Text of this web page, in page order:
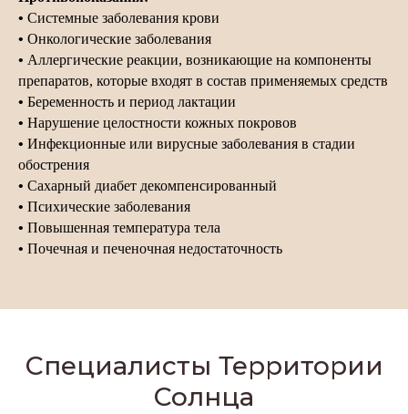
• Системные заболевания крови
• Онкологические заболевания
• Аллергические реакции, возникающие на компоненты
препаратов, которые входят в состав применяемых средств
• Беременность и период лактации
• Нарушение целостности кожных покровов
• Инфекционные или вирусные заболевания в стадии
обострения
• Сахарный диабет декомпенсированный
• Психические заболевания
• Повышенная температура тела
• Почечная и печеночная недостаточность
Специалисты Территории
Солнца